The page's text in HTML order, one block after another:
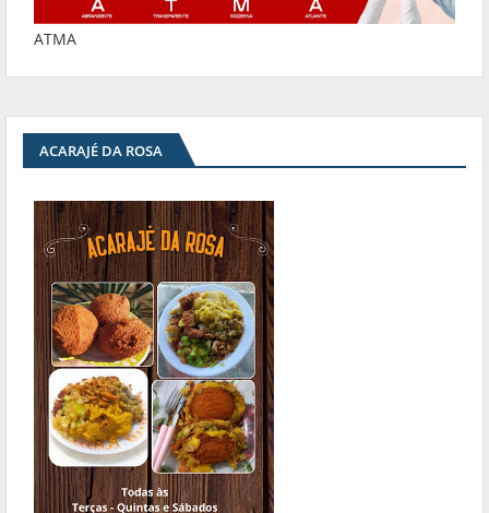
ATMA
ACARAJÉ DA ROSA